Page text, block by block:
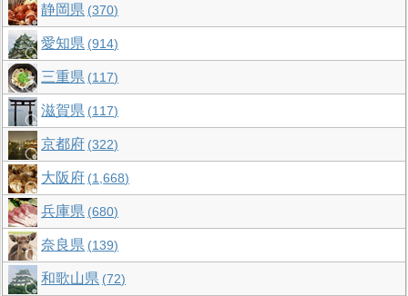
静岡県 370
愛知県 914
三重県 117
滋賀県 117
京都府 322
大阪府 1,668
兵庫県 680
奈良県 139
和歌山県 72